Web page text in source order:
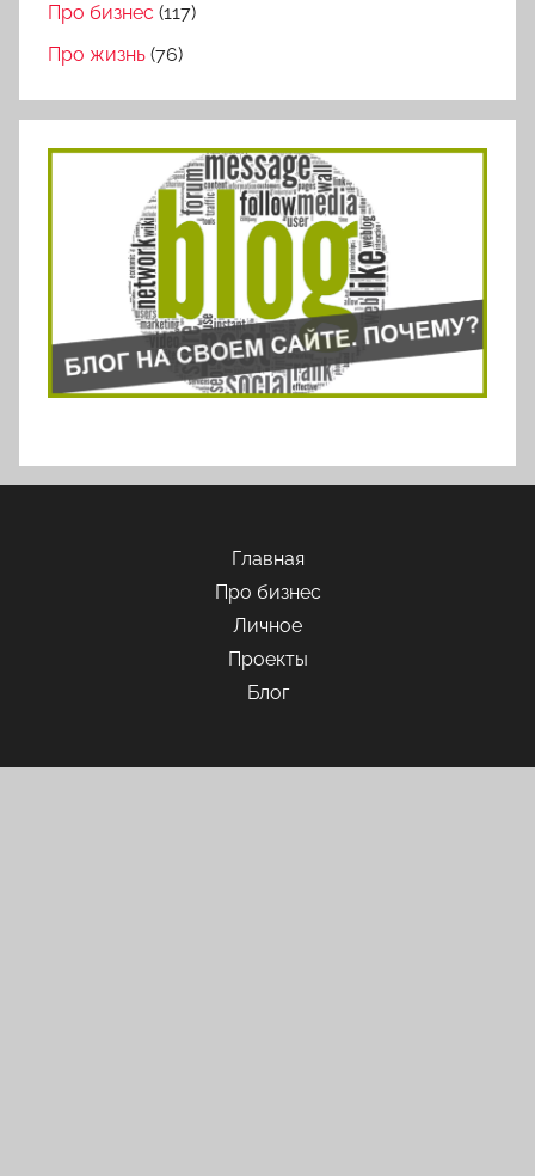
Про бизнес (117)
Про жизнь (76)
Главная
Про бизнес
Личное
Проекты
Блог